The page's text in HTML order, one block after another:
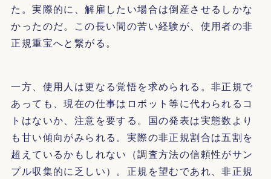
た。実際的に、解雇したい場合は倒産させるしかな
かったのだ。この長い間の苦い経験が、使用者の非
正規重宝へと繋がる。
一方、使用人は更なる覚悟を求められる。非正規で
あっても、現在の仕事はロボット等に代わられるコ
トはないか、注意を要する。国の発表は実態数より
も甘い傾向がみられる。実際の非正規割合は五割を
超えているかもしれない（調査方法の信頼性がサン
プル収集的に乏しい）。正規を望むであれ、非正規